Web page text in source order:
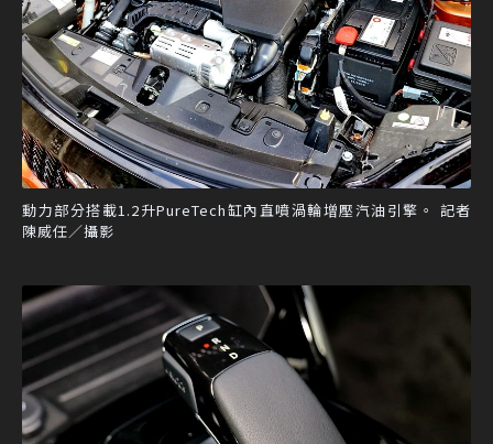
動力部分搭載1.2升PureTech缸內直噴渦輪增壓汽油引擎。 記者
陳威任／攝影